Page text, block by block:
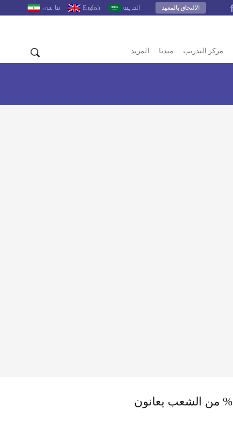
العربية English فارسى الألتحاق بالمعهد
مركز التدريب ميديا المزيد
جوازات سفر فنزويلية غير قانونية للإيرانيين.. و54% من الشعب يعانون